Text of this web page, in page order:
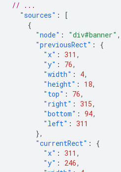
// ...
"sources" :
[
{
"node" : "div#banner" ,
"previousRect" :
{
"x" : 311 ,
"y" : 76,
"width" : 4,
"height" : 18,
"top" : 76,
"right" : 315,
"bottom" : 94,
"left" : 311
},
"currentRect" :
{
"x" : 311 ,
"y" : 246,